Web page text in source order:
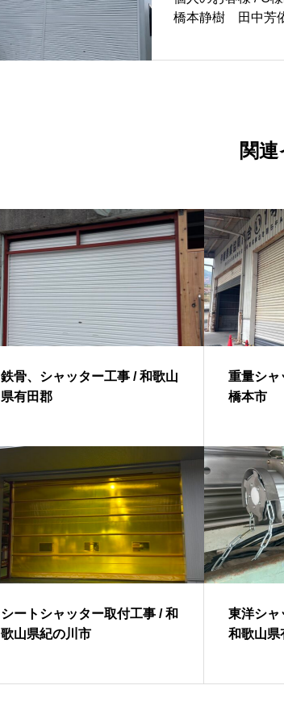
橋本静樹 田中芳
関
鉄骨、シャッター工事 / 和歌山
県有田郡
重量シャ
橋本市
シートシャッター取付工事 / 和
歌山県紀の川市
東洋シャ
和歌山県